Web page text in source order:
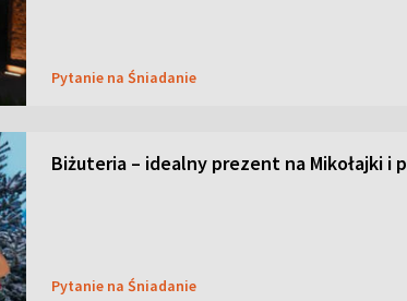
Pytanie na Śniadanie
Biżuteria – idealny prezent na Mikołajki i
Pytanie na Śniadanie